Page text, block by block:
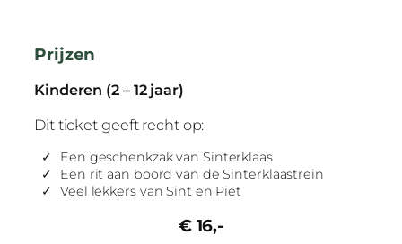
Prijzen
Kinderen (2 – 12 jaar)
Dit ticket geeft recht op:
Een geschenkzak van Sinterklaas
Een rit aan boord van de Sinterklaastrein
Veel lekkers van Sint en Piet
€ 16,-